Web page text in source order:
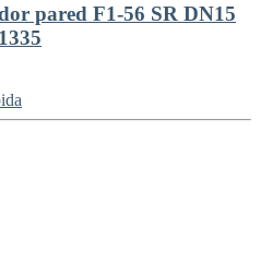
pared F1-56 SR DN15